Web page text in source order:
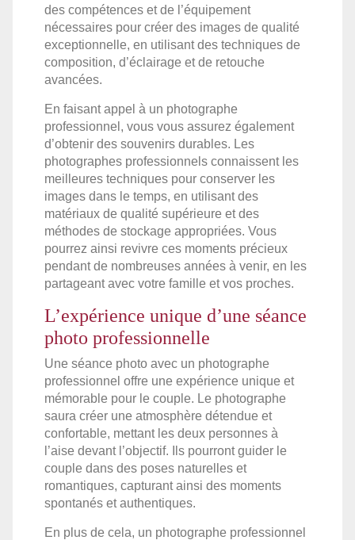
des compétences et de l’équipement
nécessaires pour créer des images de qualité
exceptionnelle, en utilisant des techniques de
composition, d’éclairage et de retouche
avancées.
En faisant appel à un photographe
professionnel, vous vous assurez également
d’obtenir des souvenirs durables. Les
photographes professionnels connaissent les
meilleures techniques pour conserver les
images dans le temps, en utilisant des
matériaux de qualité supérieure et des
méthodes de stockage appropriées. Vous
pourrez ainsi revivre ces moments précieux
pendant de nombreuses années à venir, en les
partageant avec votre famille et vos proches.
L’expérience unique d’une séance
photo professionnelle
Une séance photo avec un photographe
professionnel offre une expérience unique et
mémorable pour le couple. Le photographe
saura créer une atmosphère détendue et
confortable, mettant les deux personnes à
l’aise devant l’objectif. Ils pourront guider le
couple dans des poses naturelles et
romantiques, capturant ainsi des moments
spontanés et authentiques.
En plus de cela, un photographe professionnel